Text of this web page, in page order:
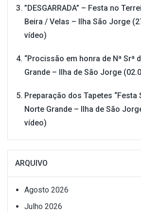
”DESGARRADA” – Festa no
Beira / Velas – Ilha São Jorge
vídeo)
“Procissão em honra de Nª Srª
Grande – Ilha de São Jorge
Preparação dos Tapetes “Festa
Norte Grande – Ilha de São
vídeo)
ARQUIVO
Agosto 2026
Julho 2026